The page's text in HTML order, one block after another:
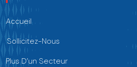
Accueil
Sollicitez-Nous
Plus D’un Secteur